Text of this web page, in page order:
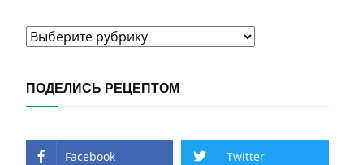
Содержание
ПОДЕЛИСЬ РЕЦЕПТОМ
Facebook Twitter